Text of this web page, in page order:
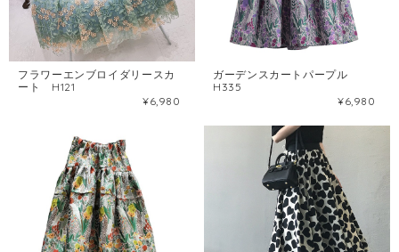
フラワーエンブロイダリースカ
ート H121
¥6,980
ガーデンスカートパープル
H335
¥6,980